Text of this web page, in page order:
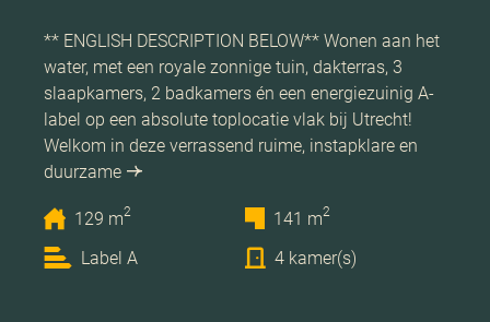
** ENGLISH DESCRIPTION BELOW** Wonen aan het
water, met een royale zonnige tuin, dakterras, 3
slaapkamers, 2 badkamers én een energiezuinig A-
label op een absolute toplocatie vlak bij Utrecht!
Welkom in deze verrassend ruime, instapklare en
duurzame
129 m2 141 m2
Label A 4 kamer(s)